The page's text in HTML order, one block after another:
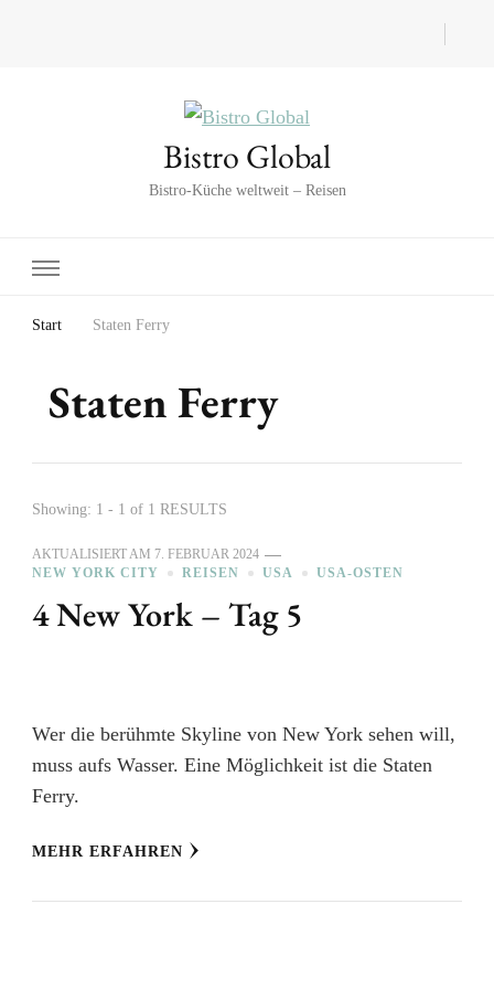
Bistro Global
Bistro-Küche weltweit – Reisen
Start Staten Ferry
Staten Ferry
Showing: 1 - 1 of 1 RESULTS
AKTUALISIERT AM 7. FEBRUAR 2024
NEW YORK CITY
REISEN USA USA-OSTEN
4 New York – Tag 5
Wer die berühmte Skyline von New York sehen will,
muss aufs Wasser. Eine Möglichkeit ist die Staten
Ferry.
MEHR ERFAHREN